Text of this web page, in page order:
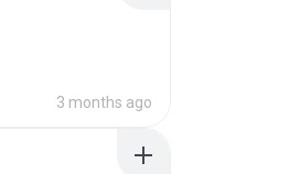
3 months ago